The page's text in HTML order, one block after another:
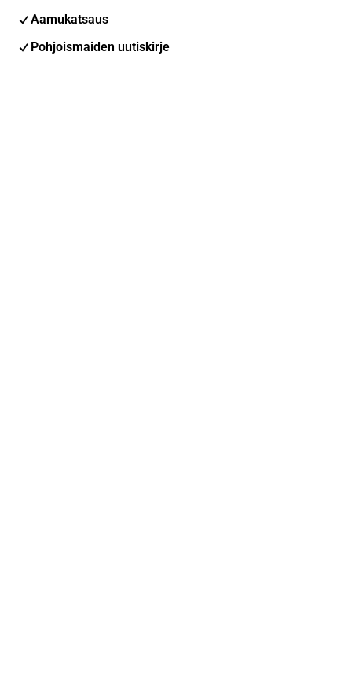
Aamukatsaus
Pohjoismaiden uutiskirje